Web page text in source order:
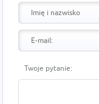
Twoje pytanie: